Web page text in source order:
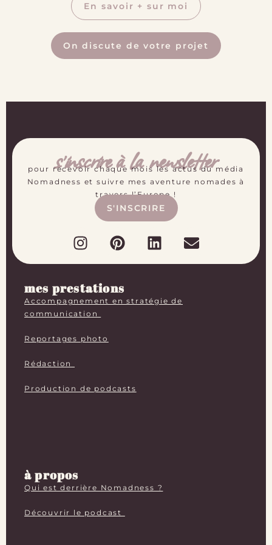
En savoir + sur moi
On discute de votre projet
s'inscrire à la newsletter
pour recevoir chaque mois les actus du média
Nomadness et suivre mes aventure nomades à
travers l’Europe !
S'INSCRIRE
mes prestations
Accompagnement en stratégie de
communication
Reportages photo
Rédaction
Production de podcasts
à propos
Qui est derrière Nomadness ?
Découvrir le podcast